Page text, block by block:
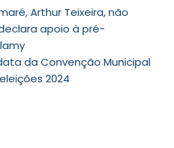
Arthur Teixeira, não
apoio à pré-
da Convenção Municipal
2024